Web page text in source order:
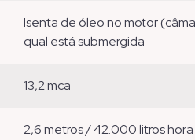
isenta de óleo no motor (câmara seca), a refrigeração é realizada pela água pela
qual está submergida
13,2 mca
2,6 metros / 42.000 litros hora